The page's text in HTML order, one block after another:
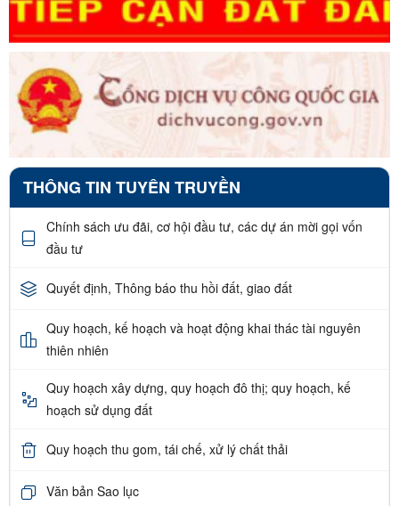
THÔNG TIN TUYÊN TRUYỀN
Chính sách ưu đãi, cơ hội đầu tư, các dự án mời gọi vốn
đầu tư
Quyết định, Thông báo thu hồi đất, giao đất
Quy hoạch, kế hoạch và hoạt động khai thác tài nguyên
thiên nhiên
Quy hoạch xây dựng, quy hoạch đô thị; quy hoạch, kế
hoạch sử dụng đất
Quy hoạch thu gom, tái chế, xử lý chất thải
Văn bản Sao lục